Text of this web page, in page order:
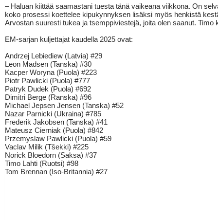
– Haluan kiittää saamastani tuesta tänä vaikeana viikkona. On
koko prosessi koettelee kipukynnyksen lisäksi myös henkistä
Arvostan suuresti tukea ja tsemppiviestejä, joita olen saanut. Timo
EM-sarjan kuljettajat kaudella 2025 ovat:
Andrzej Lebiediew (Latvia) #29
Leon Madsen (Tanska) #30
Kacper Woryna (Puola) #223
Piotr Pawlicki (Puola) #777
Patryk Dudek (Puola) #692
Dimitri Berge (Ranska) #96
Michael Jepsen Jensen (Tanska) #52
Nazar Parnicki (Ukraina) #785
Frederik Jakobsen (Tanska) #41
Mateusz Cierniak (Puola) #842
Przemyslaw Pawlicki (Puola) #59
Vaclav Milik (Tšekki) #225
Norick Bloedorn (Saksa) #37
Timo Lahti (Ruotsi) #98
Tom Brennan (Iso-Britannia) #27